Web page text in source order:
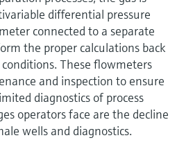
differential pressure
connected to a separate
the proper calculations back
These flowmeters
and inspection to ensure
diagnostics of process
operators face are the decline
wells and diagnostics.